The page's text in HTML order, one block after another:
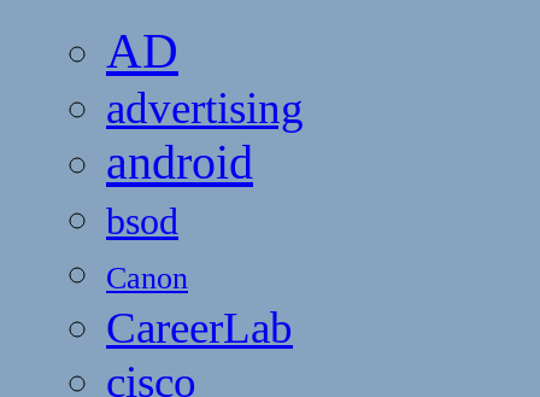
AD
advertising
android
bsod
Canon
CareerLab
cisco